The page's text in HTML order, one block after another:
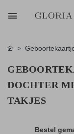
DOCHTER
TAKJES
Bestel